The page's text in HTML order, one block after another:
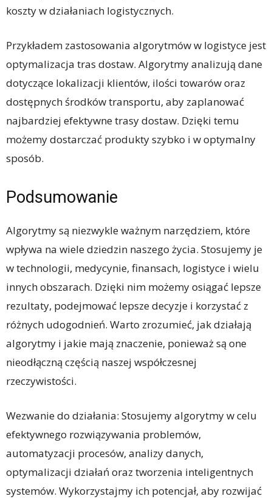
koszty w działaniach logistycznych.
Przykładem zastosowania algorytmów w logistyce jest
optymalizacja tras dostaw. Algorytmy analizują dane
dotyczące lokalizacji klientów, ilości towarów oraz
dostępnych środków transportu, aby zaplanować
najbardziej efektywne trasy dostaw. Dzięki temu
możemy dostarczać produkty szybko i w optymalny
sposób.
Podsumowanie
Algorytmy są niezwykle ważnym narzędziem, które
wpływa na wiele dziedzin naszego życia. Stosujemy je
w technologii, medycynie, finansach, logistyce i wielu
innych obszarach. Dzięki nim możemy osiągać lepsze
rezultaty, podejmować lepsze decyzje i korzystać z
różnych udogodnień. Warto zrozumieć, jak działają
algorytmy i jakie mają znaczenie, ponieważ są one
nieodłączną częścią naszej współczesnej
rzeczywistości.
Wezwanie do działania: Stosujemy algorytmy w celu
efektywnego rozwiązywania problemów,
automatyzacji procesów, analizy danych,
optymalizacji działań oraz tworzenia inteligentnych
systemów. Wykorzystajmy ich potencjał, aby rozwijać